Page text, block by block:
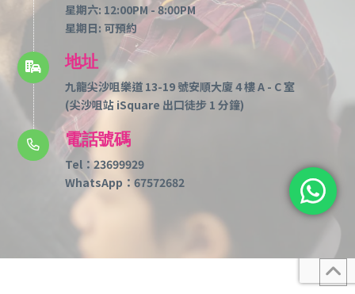
星期六: 12:00PM - 8:00PM
星期日: 可預約
地址
九龍尖沙咀樂道 13-19 號安順大廈 4 樓 A - C 室
(尖沙咀站 iSquare 出口徒步 1 分鐘)
電話號碼
Tel：23699929
WhatsApp：67572682